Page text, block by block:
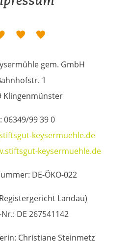
gem. GmbH
1
Klingenmünster
06349/99 39 0
keysermuehle.de
keysermuehle.de
DE-ÖKO-022
Landau)
DE 267541142
Christiane Steinmetz